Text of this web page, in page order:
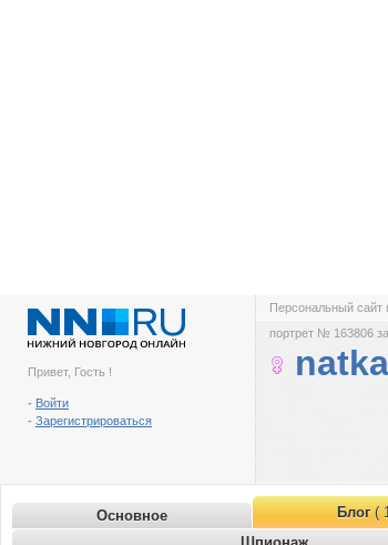
Привет, Гость !
- Войти
- Зарегистрироваться
Персональный сайт
портрет № 163806
Основное Блог(